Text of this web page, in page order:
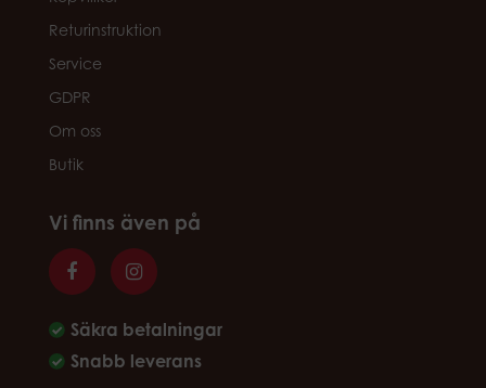
Returinstruktion
Service
GDPR
Om oss
Butik
Vi finns även på
Säkra betalningar
Snabb leverans